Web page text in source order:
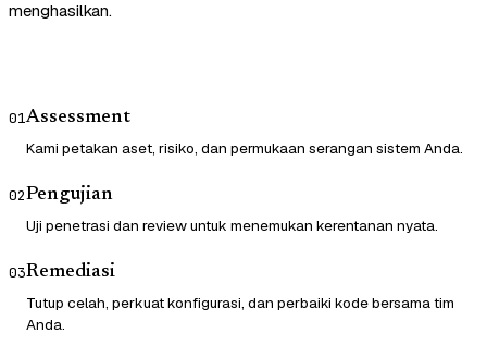
menghasilkan.
01Assessment
Kami petakan aset, risiko, dan permukaan serangan sistem Anda.
02Pengujian
Uji penetrasi dan review untuk menemukan kerentanan nyata.
03Remediasi
Tutup celah, perkuat konfigurasi, dan perbaiki kode bersama tim
Anda.